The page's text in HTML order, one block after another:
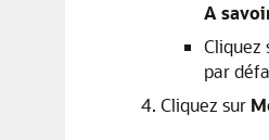
A
Cliquez
par
Cliquez sur